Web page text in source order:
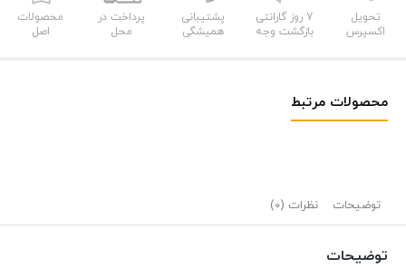
تحویل
اکسپرس
7 روز گارانتی
بازگشت وجه
پشتیبانی
همیشگی
پرداخت در
محل
محصولات
اصل
محصولات مرتبط
توضیحات نظرات (0)
توضیحات